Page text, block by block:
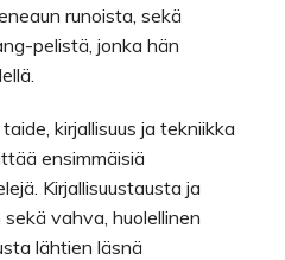
runoista, sekä
pelistä, jonka hän
kirjallisuus ja tekniikka
ensimmäisiä
Kirjallisuustausta ja
vahva, huolellinen
lähtien läsnä